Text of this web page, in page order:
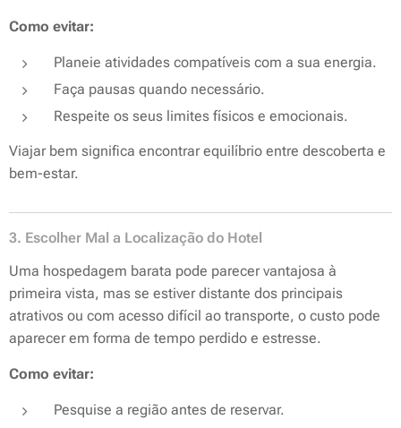
Como evitar:
Planeie atividades compatíveis com a sua energia.
Faça pausas quando necessário.
Respeite os seus limites físicos e emocionais.
Viajar bem significa encontrar equilíbrio entre descoberta e
bem-estar.
3. Escolher Mal a Localização do Hotel
Uma hospedagem barata pode parecer vantajosa à
primeira vista, mas se estiver distante dos principais
atrativos ou com acesso difícil ao transporte, o custo pode
aparecer em forma de tempo perdido e estresse.
Como evitar:
Pesquise a região antes de reservar.